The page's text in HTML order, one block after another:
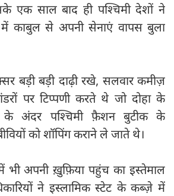
एक साल बाद ही पश्चिमी देशों ने
काबुल से अपनी सेनाएं वापस बुला
बड़ी बड़ी दाढ़ी रखे, सलवार कमीज़
पर टिप्पणी करते थे जो दोहा के
के अंदर पश्चिमी फ़ैशन बुटीक के
को शॉपिंग कराने ले जाते थे।
भी अपनी ख़ुफ़िया पहुंच का इस्तेमाल
ने इस्लामिक स्टेट के कब्ज़े में